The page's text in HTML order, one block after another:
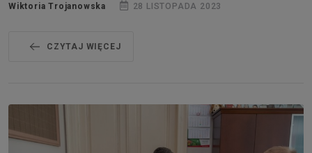
Wiktoria Trojanowska 28 LISTOPADA 2023
CZYTAJ WIĘCEJ